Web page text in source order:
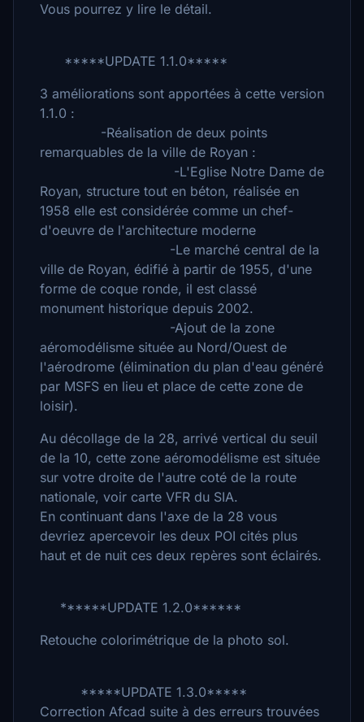
Vous pourrez y lire le détail.
*****UPDATE 1.1.0*****
3 améliorations sont apportées à cette version
1.1.0 :
-Réalisation de deux points
remarquables de la ville de Royan :
-L'Eglise Notre Dame de
Royan, structure tout en béton, réalisée en
1958 elle est considérée comme un chef-
d'oeuvre de l'architecture moderne
-Le marché central de la
ville de Royan, édifié à partir de 1955, d'une
forme de coque ronde, il est classé
monument historique depuis 2002.
-Ajout de la zone
aéromodélisme située au Nord/Ouest de
l'aérodrome (élimination du plan d'eau généré
par MSFS en lieu et place de cette zone de
loisir).
Au décollage de la 28, arrivé vertical du seuil
de la 10, cette zone aéromodélisme est située
sur votre droite de l'autre coté de la route
nationale, voir carte VFR du SIA.
En continuant dans l'axe de la 28 vous
devriez apercevoir les deux POI cités plus
haut et de nuit ces deux repères sont éclairés.
******UPDATE 1.2.0******
Retouche colorimétrique de la photo sol.
*****UPDATE 1.3.0*****
Correction Afcad suite à des erreurs trouvées